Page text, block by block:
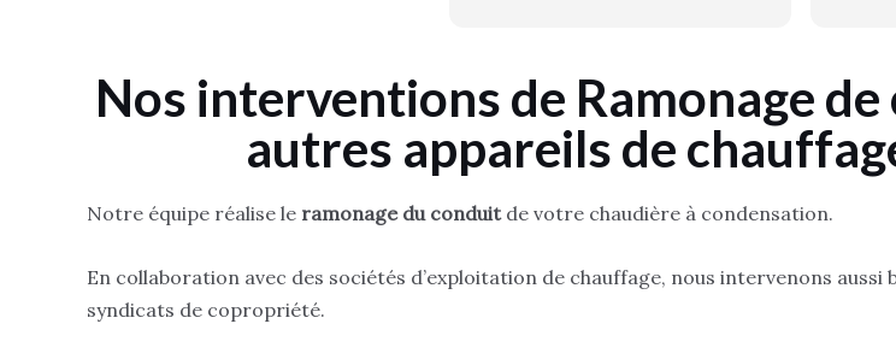
temps
Ce
son
Nos interventions de Ramonage
autres appareils de
Notre équipe réalise le ramonage du conduit de votre chaudière à condensation.
En collaboration avec des sociétés d’exploitation de chauffage, nous intervenons
syndicats de copropriété.